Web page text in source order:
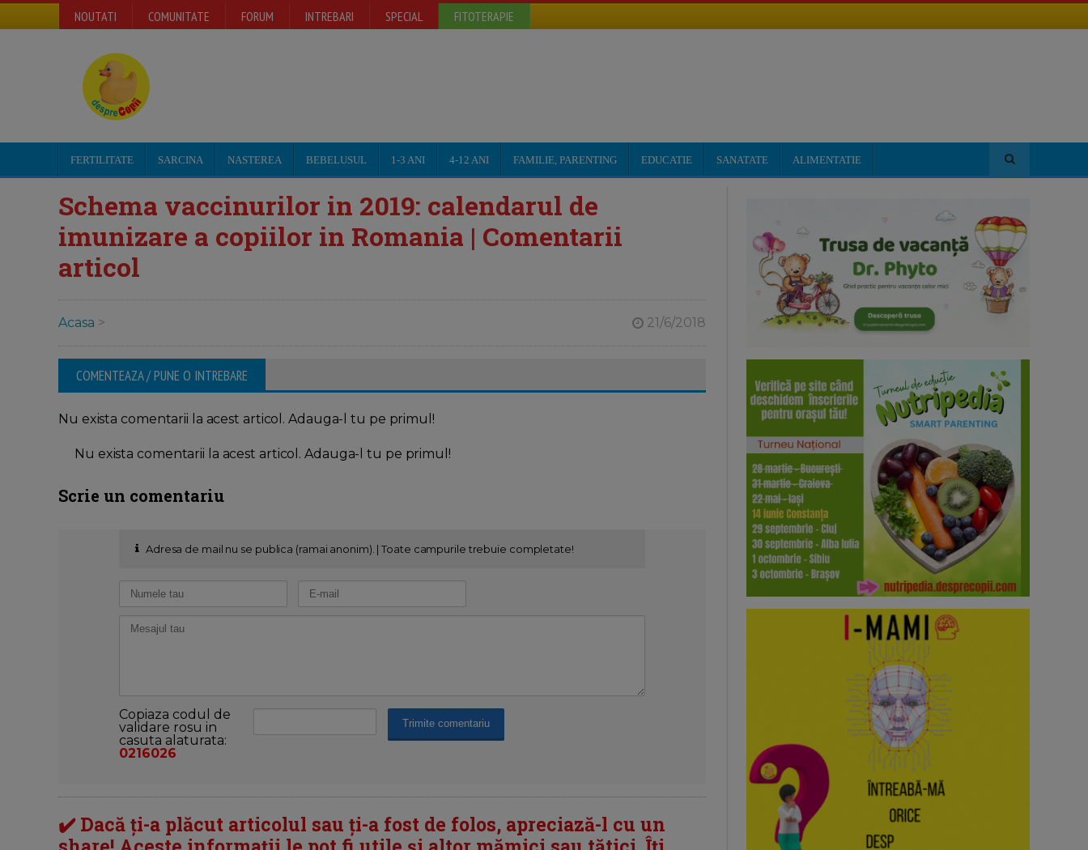
NOUTATI COMUNITATE FORUM INTREBARI SPECIAL FITOTERAPIE
FERTILITATE SARCINA NASTEREA BEBELUSUL 1-3 ANI 4-12 ANI FAMILIE, PARENTING EDUCATIE SANATATE ALIMENTATIE
Schema vaccinurilor in 2019: calendarul de
imunizare a copiilor in Romania | Comentarii
articol
Acasa > 21/6/2018
COMENTEAZA / PUNE O INTREBARE
Nu exista comentarii la acest articol. Adauga-l tu pe primul!
Nu exista comentarii la acest articol. Adauga-l tu pe primul!
Scrie un comentariu
Adresa de mail nu se publica (ramai anonim). | Toate campurile trebuie completate!
Copiaza codul de
validare rosu in
casuta alaturata:
0216026
✔️ Dacă ți-a plăcut articolul sau ți-a fost de folos, apreciază-l cu un